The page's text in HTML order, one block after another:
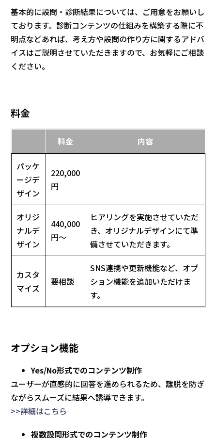
基本的に設問・診断結果については、ご用意をお願いし
ております。診断コンテンツの仕組みを構築する際に不
明点などあれば、考え方や設問の作り方に関するアドバ
イスはご説明させていただきますので、お気軽にご相談
ください。
料金
料金 内容
パッケ
ージデ
ザイン
220,000
円
オリジ
ナルデ
ザイン
440,000
円～
ヒアリングを実施させていただ
き、オリジナルデザインにて準
備させていただきます。
カスタ
マイズ
要相談
SNS連携や更新機能など、オプ
ション機能を追加いただけま
す。
オプション機能
Yes/No形式でのコンテンツ制作
ユーザーが直感的に回答を進められるため、離脱を防ぎ
ながらスムーズに結果へ誘導できます。
>>詳細はこちら
複数設問形式でのコンテンツ制作